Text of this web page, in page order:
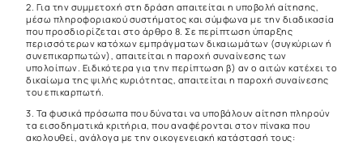
2. Για την συμμετοχή στη δράση απαιτείται η υποβολή αίτησης,
μέσω πληροφοριακού συστήματος και σύμφωνα με την διαδικασία
που προσδιορίζεται στο άρθρο 8. Σε περίπτωση ύπαρξης
περισσότερων κατόχων εμπράγματων δικαιωμάτων (συγκύριων ή
συνεπικαρπωτών), απαιτείται η παροχή συναίνεσης των
υπολοίπων. Ειδικότερα για την περίπτωση β) αν ο αιτών κατέχει το
δικαίωμα της ψιλής κυριότητας, απαιτείται η παροχή συναίνεσης
του επικαρπωτή.
3. Τα φυσικά πρόσωπα που δύναται να υποβάλουν αίτηση πληρούν
τα εισοδηματικά κριτήρια, που αναφέρονται στον πίνακα που
ακολουθεί, ανάλογα με την οικογενειακή κατάστασή τους: